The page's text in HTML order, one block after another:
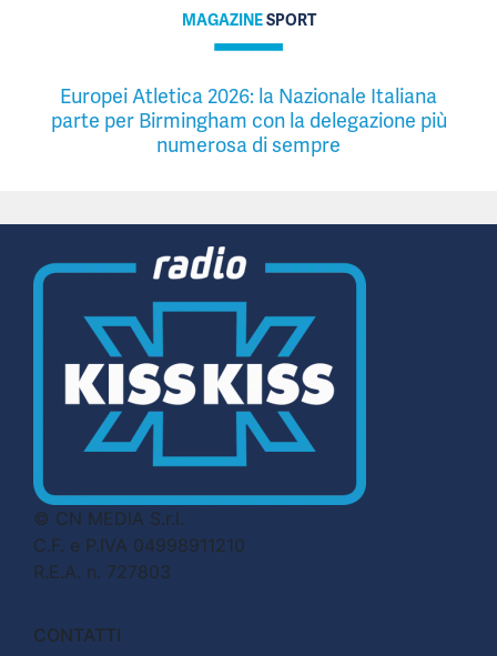
MAGAZINESPORT
Europei Atletica 2026: la Nazionale Italiana
parte per Birmingham con la delegazione più
numerosa di sempre
© CN MEDIA S.r.l.
C.F. e P.IVA 04998911210
R.E.A. n. 727803
CONTATTI